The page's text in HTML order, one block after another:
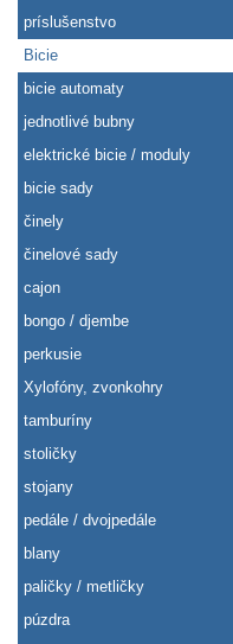
príslušenstvo
Bicie
bicie automaty
jednotlivé bubny
elektrické bicie / moduly
bicie sady
činely
činelové sady
cajon
bongo / djembe
perkusie
Xylofóny, zvonkohry
tamburíny
stoličky
stojany
pedále / dvojpedále
blany
paličky / metličky
púzdra